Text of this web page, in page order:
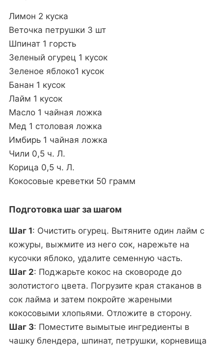
Лимон 2 куска
Веточка петрушки 3 шт
Шпинат 1 горсть
Зеленый огурец 1 кусок
Зеленое яблоко1 кусок
Банан 1 кусок
Лайм 1 кусок
Масло 1 чайная ложка
Мед 1 столовая ложка
Имбирь 1 чайная ложка
Чили 0,5 ч. Л.
Корица 0,5 ч. Л.
Кокосовые креветки 50 грамм
Подготовка шаг за шагом
Шаг 1: Очистить огурец. Вытяните один лайм с
кожуры, выжмите из него сок, нарежьте на
кусочки яблоко, удалите семенную часть.
Шаг 2: Поджарьте кокос на сковороде до
золотистого цвета. Погрузите края стаканов в
сок лайма и затем покройте жареными
кокосовыми хлопьями. Отложите в сторону.
Шаг 3: Поместите вымытые ингредиенты в
чашку блендера, шпинат, петрушки, корневища